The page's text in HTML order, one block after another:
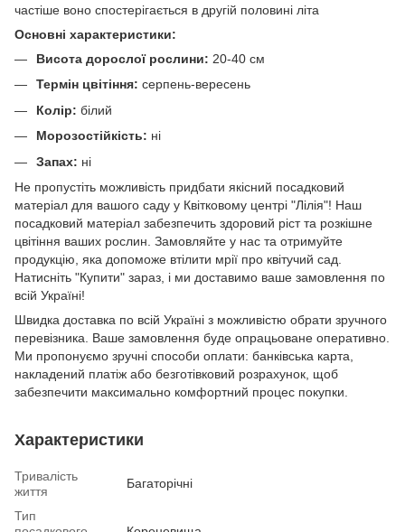
частіше воно спостерігається в другій половині літа
Основні характеристики:
Висота дорослої рослини: 20-40 см
Термін цвітіння: серпень-вересень
Колір: білий
Морозостійкість: ні
Запах: ні
Не пропустіть можливість придбати якісний посадковий
матеріал для вашого саду у Квітковому центрі "Лілія"! Наш
посадковий матеріал забезпечить здоровий ріст та розкішне
цвітіння ваших рослин. Замовляйте у нас та отримуйте
продукцію, яка допоможе втілити мрії про квітучий сад.
Натисніть "Купити" зараз, і ми доставимо ваше замовлення по
всій Україні!
Швидка доставка по всій Україні з можливістю обрати зручного
перевізника. Ваше замовлення буде опрацьоване оперативно.
Ми пропонуємо зручні способи оплати: банківська карта,
накладений платіж або безготівковий розрахунок, щоб
забезпечити максимально комфортний процес покупки.
Характеристики
Тривалість
життя
Багаторічні
Тип